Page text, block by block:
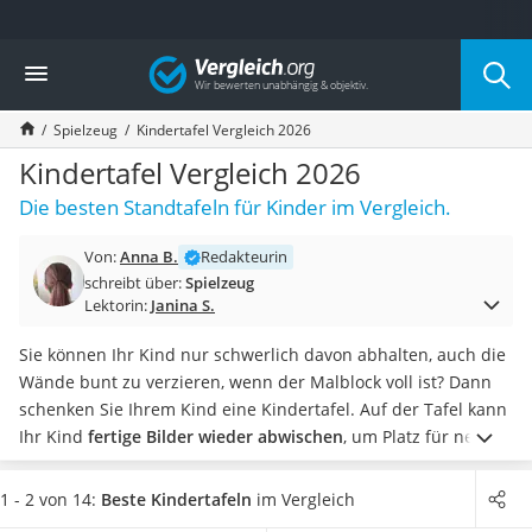
Die beliebtesten Vergleiche nach Kategorie
Kind & Baby
Babyphone mit 2 Kameras
Walkie-Talkie Kinder
Kindermatratzen
Babywippe
Rollschuhe für Kinder
Laufrad
Kinderschubkarre
Kinderuhr
Babyphone
Treppenschutzgitter
Kindersitz ab 4 Jahren
Kinderroller 3 Räder
Ferngesteuertes Auto
Vergleich
Spielzeug Kindertafel Vergleich 2026
Kindertafel Vergleich 2026
Die besten Standtafeln für Kinder im Vergleich.
Von:Anna B.
Redakteurin
schreibt über:Spielzeug
Lektorin: Janina S.
Sie können Ihr Kind nur schwerlich davon abhalten, auch die
Wände bunt zu verzieren, wenn der Malblock voll ist? Dann
schenken Sie Ihrem Kind eine Kindertafel. Auf der Tafel kann
Ihr Kind fertige Bilder wieder abwischen, um Platz für neue
Kunstwerke zu schaffen. Tests im Internet zeigen, dass
abgerundete Ecken keine Selbstverständlichkeit sind. Zudem
1 - 2 von 14: Beste Kindertafeln im Vergleich